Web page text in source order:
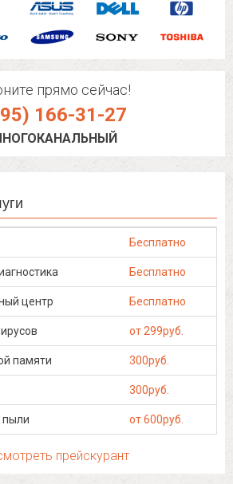
прямо сейчас!
166-31-27
Бесплатно
Бесплатно
центр Бесплатно
от 299руб.
памяти 300руб.
300руб.
пыли от 600руб.
прейскурант